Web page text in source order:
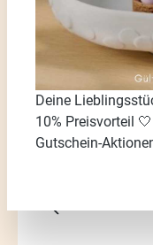
Bildergalerie
Deine
10% Preisvorteil
Gutschein-